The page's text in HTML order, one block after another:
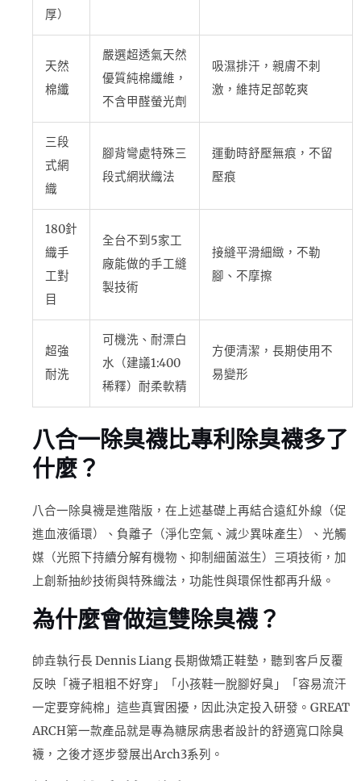
厚）
天然
棉纖
嚴選超透氣天然
優質純棉纖維，
不含甲醛螢光劑
吸濕排汗，親膚不刺
激，維持足部乾爽
三段
式網
織
腳背彎處特殊三
段式網狀織法
運動時舒壓無痕，不留
壓痕
180針
織手
工對
目
全台不到5家工
廠能做的手工縫
製技術
接縫平滑細緻，不勒
腳、不摩擦
超強
耐洗
可機洗、耐漂白
水（建議1:400
稀釋）耐柔軟精
方便清潔，長期使用不
易變形
八合一除臭襪比專利除臭襪多了
什麼？
八合一除臭襪是進階版，在上述基礎上再結合遠紅外線（促
進血液循環）、負離子（淨化空氣、減少異味產生）、光觸
媒（光照下持續分解有機物、抑制細菌滋生）三項技術，加
上創新抽紗技術與特殊織法，功能性與環保性都再升級。
為什麼會做這雙除臭襪？
帥垚執行長 Dennis Liang 長期做矯正鞋墊，聽到客戶反覆
反映「襪子粗粗不好穿」「小孩鞋一脫腳好臭」「容易流汗
一定要穿純棉」這些真實困擾，因此決定投入研發。GREAT
ARCH第一款產品就是專為糖尿病患者設計的舒適寬口除臭
襪，之後才逐步發展出Arch3系列。